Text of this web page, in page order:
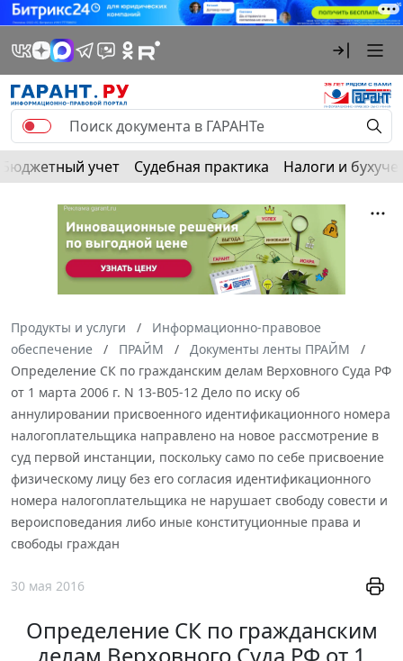
Бюджетный учет Судебная практика Налоги и
Продукты и услуги
Информационно-правовое
обеспечение
ПРАЙМ
Документы ленты ПРАЙМ
Определение СК по гражданским делам Верховного Суда РФ
от 1 марта 2006 г. N 13-В05-12 Дело по иску об
аннулировании присвоенного идентификационного номера
налогоплательщика направлено на новое рассмотрение в
суд первой инстанции, поскольку само по себе присвоение
физическому лицу без его согласия идентификационного
номера налогоплательщика не нарушает свободу совести и
вероисповедания либо иные конституционные права и
свободы граждан
30 мая 2016
Определение СК по гражданским